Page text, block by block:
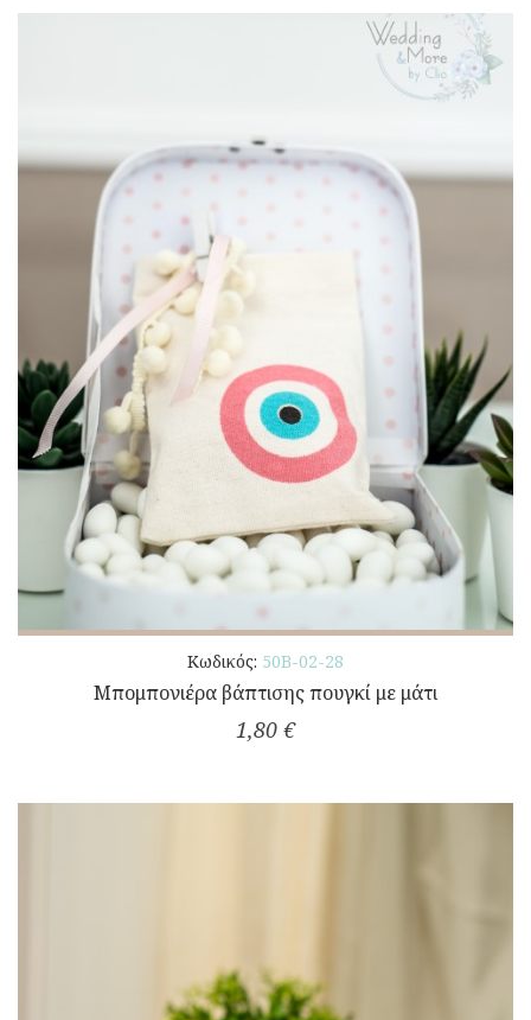
Κωδικός: 50Β-02-28
Μπομπονιέρα βάπτισης πουγκί με μάτι
1,80 €